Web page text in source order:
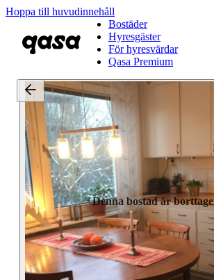
Hoppa till huvudinnehåll
Bostäder
Hyresgäster
För hyresvärdar
Qasa Premium
Denna bostad är